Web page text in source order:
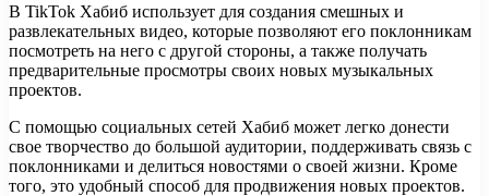
В TikTok Хабиб использует для создания смешных и
развлекательных видео, которые позволяют его поклонникам
посмотреть на него с другой стороны, а также получать
предварительные просмотры своих новых музыкальных
проектов.
С помощью социальных сетей Хабиб может легко донести
свое творчество до большой аудитории, поддерживать связь с
поклонниками и делиться новостями о своей жизни. Кроме
того, это удобный способ для продвижения новых проектов.